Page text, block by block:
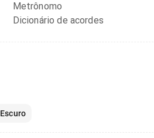
Metrônomo
Dicionário de acordes
Escuro